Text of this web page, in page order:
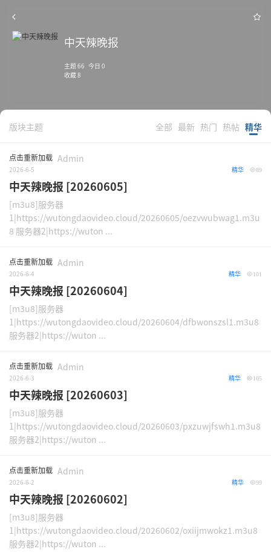
中天辣晚报
主题 66 今日 0
收藏 8
版块主题 全部 最新 热门 热帖 精华
点击重新加载 Admin
2026-6-5 89
精华
中天辣晚报 [20260605]
[m3u8]服务器
1|https://wutongdaovideo.cloud/20260605/oezvwubwag1.m3u
8 服务器2|https://wuton ...
点击重新加载 Admin
2026-6-4 101
精华
中天辣晚报 [20260604]
[m3u8]服务器
1|https://wutongdaovideo.cloud/20260604/dfbwonszsl1.m3u8
服务器2|https://wuton ...
点击重新加载 Admin
2026-6-3 105
精华
中天辣晚报 [20260603]
[m3u8]服务器
1|https://wutongdaovideo.cloud/20260603/pxzuwjfswh1.m3u8
服务器2|https://wuton ...
点击重新加载 Admin
2026-6-2 99
精华
中天辣晚报 [20260602]
[m3u8]服务器
1|https://wutongdaovideo.cloud/20260602/oxiijmwokz1.m3u8
服务器2|https://wuton ...